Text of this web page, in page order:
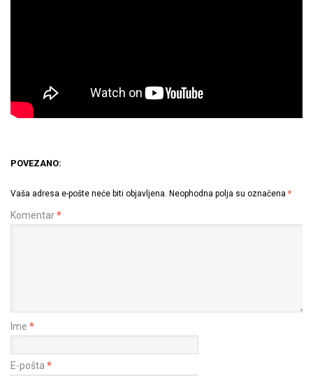
POVEZANO:
Vaša adresa e-pošte neće biti objavljena. Neophodna polja su označena *
Komentar*
Ime *
E-pošta *